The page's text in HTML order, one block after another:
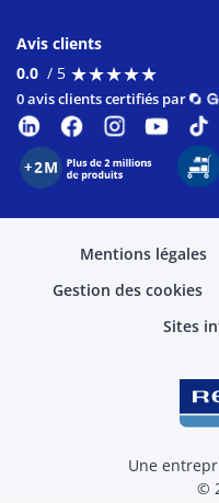
Avis clients
0.0 / 5 ★★★★★
★★★★★
0 avis clients certifiés par
Mentions légales
Gestion des cookies
Sites
Une
©